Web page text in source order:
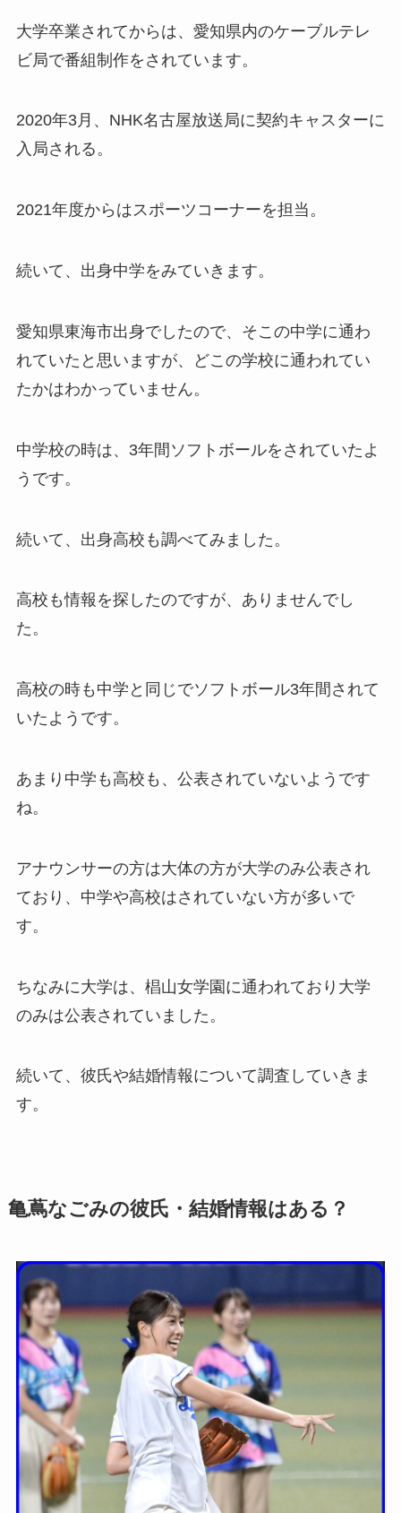
大学卒業されてからは、愛知県内のケーブルテレ
ビ局で番組制作をされています。
2020年3月、NHK名古屋放送局に契約キャスターに
入局される。
2021年度からはスポーツコーナーを担当。
続いて、出身中学をみていきます。
愛知県東海市出身でしたので、そこの中学に通わ
れていたと思いますが、どこの学校に通われてい
たかはわかっていません。
中学校の時は、3年間ソフトボールをされていたよ
うです。
続いて、出身高校も調べてみました。
高校も情報を探したのですが、ありませんでし
た。
高校の時も中学と同じでソフトボール3年間されて
いたようです。
あまり中学も高校も、公表されていないようです
ね。
アナウンサーの方は大体の方が大学のみ公表され
ており、中学や高校はされていない方が多いで
す。
ちなみに大学は、椙山女学園に通われており大学
のみは公表されていました。
続いて、彼氏や結婚情報について調査していきま
す。
亀蔦なごみの彼氏・結婚情報はある？